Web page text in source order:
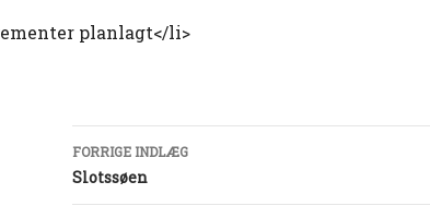
planlagt</li>
FORRIGE INDLÆG
Slotssøen